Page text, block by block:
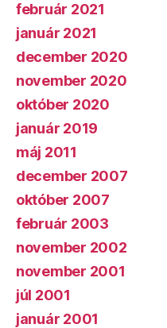
február 2021
január 2021
december 2020
november 2020
október 2020
január 2019
máj 2011
december 2007
október 2007
február 2003
november 2002
november 2001
júl 2001
január 2001